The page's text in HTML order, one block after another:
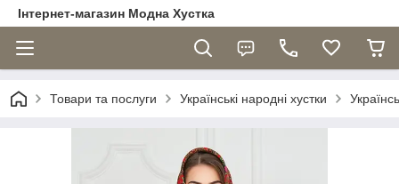
Інтернет-магазин Модна Хустка
Товари та послуги Українські народні хустки